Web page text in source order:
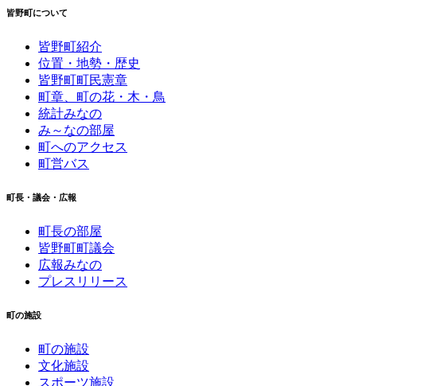
皆野町について
皆野町紹介
位置・地勢・歴史
皆野町町民憲章
町章、町の花・木・鳥
統計みなの
み～なの部屋
町へのアクセス
町営バス
町長・議会・広報
町長の部屋
皆野町町議会
広報みなの
プレスリリース
町の施設
町の施設
文化施設
スポーツ施設